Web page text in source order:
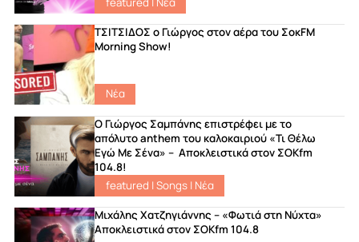
ΤΣΙΤΣΙΔΟΣ ο Γιώργος στον αέρα του ΣοκFM
Morning Show!
Νέα
Ο Γιώργος Σαμπάνης επιστρέφει με το
απόλυτο anthem του καλοκαιριού «Τι Θέλω
Εγώ Με Σένα» – Αποκλειστικά στον ΣΟΚfm
104.8!
featured |Songs| Νέα
Μιχάλης Χατζηγιάννης – «Φωτιά στη Νύχτα»
Αποκλειστικά στον ΣΟΚfm 104.8